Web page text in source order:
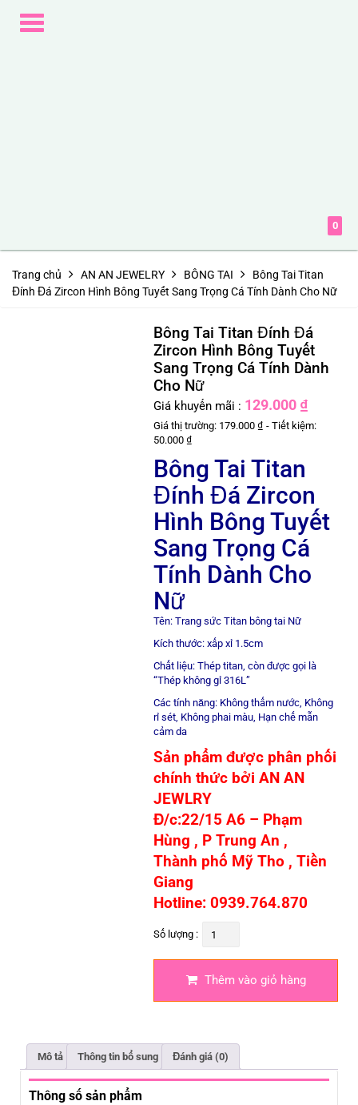
Toggle
navigation
0
Trang chủ AN AN JEWELRY BÔNG TAI
Bông Tai Titan
Đính Đá Zircon Hình Bông Tuyết Sang Trọng Cá Tính Dành Cho Nữ
Bông Tai Titan Đính Đá
Zircon Hình Bông Tuyết
Sang Trọng Cá Tính Dành
Cho Nữ
Giá khuyến mãi : 129.000 ₫
Giá thị trường: 179.000 ₫ - Tiết kiệm:
50.000 ₫
Bông Tai Titan
Đính Đá Zircon
Hình Bông Tuyết
Sang Trọng Cá
Tính Dành Cho
Nữ
Tên: Trang sức Titan bông tai Nữ
Kích thước: xấp xỉ 1.5cm
Chất liệu: Thép titan, còn được gọi là
“Thép không gỉ 316L”
Các tính năng: Không thấm nước, Không
rỉ sét, Không phai màu, Hạn chế mẫn
cảm da
Sản phẩm được phân phối
chính thức bởiAN AN
JEWLRY
Đ/c:22/15 A6 – Phạm
Hùng , P Trung An ,
Thành phố Mỹ Tho , Tiền
Giang
Hotline: 0939.764.870
Số lượng : Bông
Tai
Titan
Zircon
Thêm vào giỏ hàng
Mô tả Thông tin bổ sung Đánh giá (0)
Thông số sản phẩm